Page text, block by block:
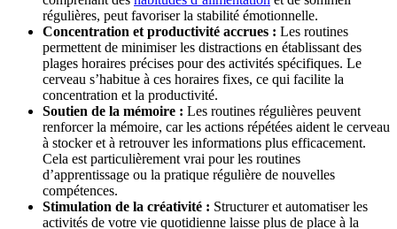
régulières, peut favoriser la stabilité émotionnelle.
Concentration et productivité accrues : Les routines
permettent de minimiser les distractions en établissant des
plages horaires précises pour des activités spécifiques. Le
cerveau s’habitue à ces horaires fixes, ce qui facilite la
concentration et la productivité.
Soutien de la mémoire : Les routines régulières peuvent
renforcer la mémoire, car les actions répétées aident le cerveau
à stocker et à retrouver les informations plus efficacement.
Cela est particulièrement vrai pour les routines
d’apprentissage ou la pratique régulière de nouvelles
compétences.
Stimulation de la créativité : Structurer et automatiser les
activités de votre vie quotidienne laisse plus de place à la